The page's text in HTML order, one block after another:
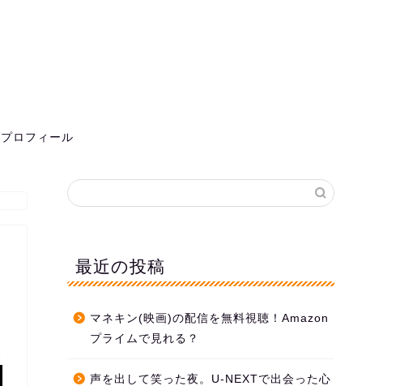
プロフィール
最近の投稿
マネキン(映画)の配信を無料視聴！Amazon
プライムで見れる？
声を出して笑った夜。U-NEXTで出会った心